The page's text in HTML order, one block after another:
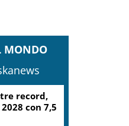
MONDO